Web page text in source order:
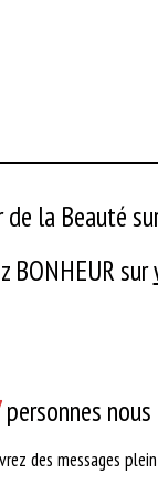
de la Beauté
BONHEUR sur
personnes
des messages